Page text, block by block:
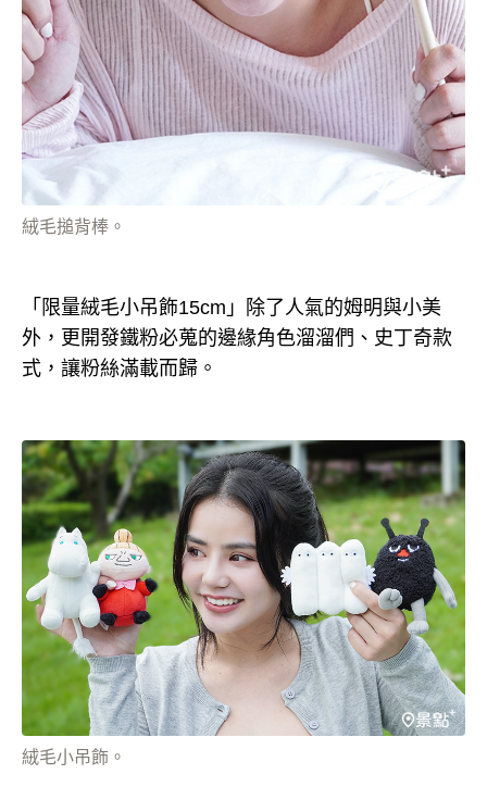
絨毛搥背棒。
「限量絨毛小吊飾15cm」除了人氣的姆明與小美
外，更開發鐵粉必蒐的邊緣角色溜溜們、史丁奇款
式，讓粉絲滿載而歸。
絨毛小吊飾。